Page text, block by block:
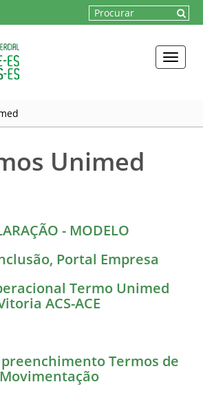
Toggle
Unimed
- MODELO
Portal Empresa
Termo Unimed
ACS-ACE
Termos de
Movimentação